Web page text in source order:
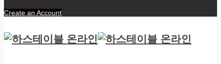
Create an Account